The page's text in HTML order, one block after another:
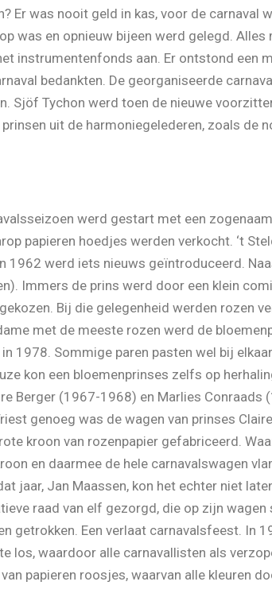
Er was nooit geld in kas, voor de carnaval
was en opnieuw bijeen werd gelegd.
instrumentenfonds aan. Er ontstond een
bedankten. De georganiseerde
Sjöf Tychon werd toen de nieuwe
uit de harmoniegelederen, zoals de
werd gestart met een
papieren hoedjes werden verkocht. ‘t
1962 werd iets nieuws geïntroduceerd.
Immers de prins werd door een klein
Bij die gelegenheid werden rozen
met de meeste rozen werd de
1978. Sommige paren pasten wel bij
kon een bloemenprinses zelfs op
Berger (1967-1968) en Marlies Conraads
genoeg was de wagen van prinses
kroon van rozenpapier gefabriceerd.
en daarmee de hele carnavalswagen
jaar, Jan Maassen, kon het echter niet
raad van elf gezorgd, die op zijn
getrokken. Een verlaat carnavalsfeest. In
los, waardoor alle carnavallisten als
papieren roosjes, waarvan alle kleuren